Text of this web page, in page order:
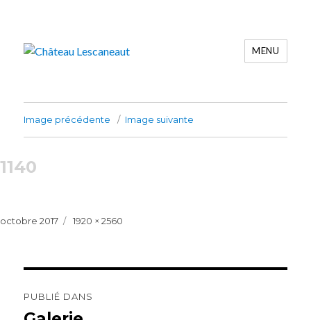
MENU
Image précédente Image suivante
1140
Publié
octobre 2017
Taille
1920 × 2560
de
l’article
PUBLIÉ DANS